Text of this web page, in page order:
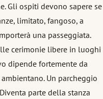
Gli ospiti devono sapere se
limitato, fangoso, a
una passeggiata.
cerimonie libere in luoghi
dipende fortemente da
Un parcheggio
parte della stanza